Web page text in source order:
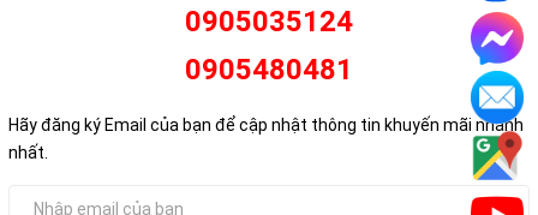
0905035124
0905480481
Hãy đăng ký Email của bạn để cập nhật thông tin khuyến mãi nhanh
nhất.